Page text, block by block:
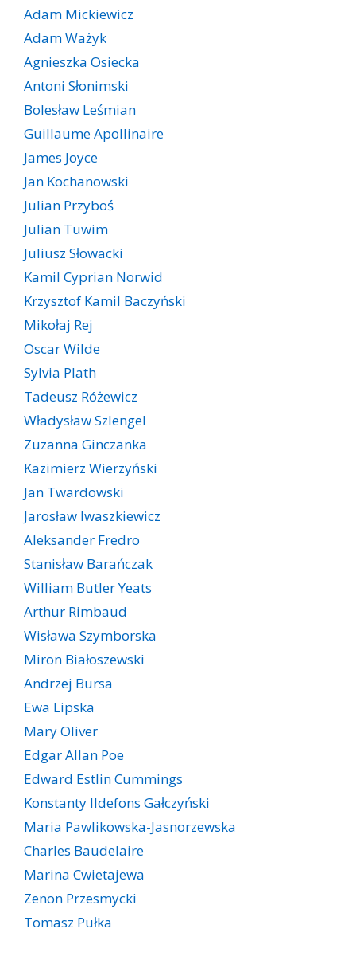
Adam Mickiewicz
Adam Ważyk
Agnieszka Osiecka
Antoni Słonimski
Bolesław Leśmian
Guillaume Apollinaire
James Joyce
Jan Kochanowski
Julian Przyboś
Julian Tuwim
Juliusz Słowacki
Kamil Cyprian Norwid
Krzysztof Kamil Baczyński
Mikołaj Rej
Oscar Wilde
Sylvia Plath
Tadeusz Różewicz
Władysław Szlengel
Zuzanna Ginczanka
Kazimierz Wierzyński
Jan Twardowski
Jarosław Iwaszkiewicz
Aleksander Fredro
Stanisław Barańczak
William Butler Yeats
Arthur Rimbaud
Wisława Szymborska
Miron Białoszewski
Andrzej Bursa
Ewa Lipska
Mary Oliver
Edgar Allan Poe
Edward Estlin Cummings
Konstanty Ildefons Gałczyński
Maria Pawlikowska-Jasnorzewska
Charles Baudelaire
Marina Cwietajewa
Zenon Przesmycki
Tomasz Pułka